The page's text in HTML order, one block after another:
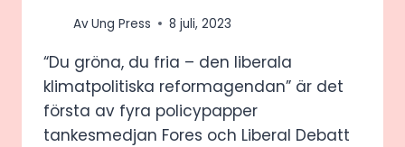
AvUng Press 8 juli, 2023
“Du gröna, du fria – den liberala
klimatpolitiska reformagendan” är det
första av fyra policypapper
tankesmedjan Fores och Liberal Debatt